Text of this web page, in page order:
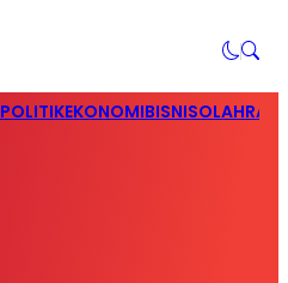
POLITIKEKONOMIBISNIS